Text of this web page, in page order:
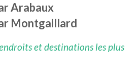
Arabaux
Montgaillard
et destinations les plus